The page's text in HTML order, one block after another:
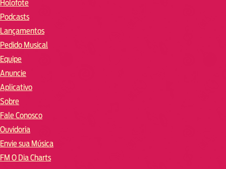
Holofote
Podcasts
Lançamentos
Pedido Musical
Equipe
Anuncie
Aplicativo
Sobre
Fale Conosco
Ouvidoria
Envie sua Música
FM O Dia Charts